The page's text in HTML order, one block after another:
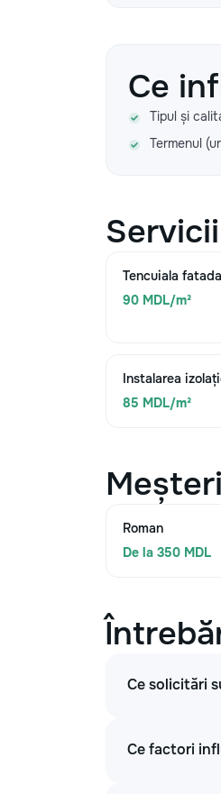
Ce
Tipul și
Termenul
Tencuiala
90 MDL/m²
Instalarea
85 MDL/m²
Roman
De la 350 MDL
Ce solicitări
Ce factori